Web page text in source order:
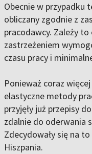
Obecnie w przypadku
obliczany zgodnie z
pracodawcy. Zależy to
zastrzeżeniem
czasu pracy i
Ponieważ coraz
elastyczne metody
przyjęły już przepisy
zdalnie do oderwania
Zdecydowały się na
Hiszpania.